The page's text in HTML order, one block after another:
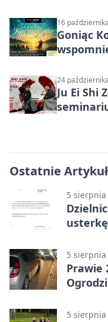
16
Goniąc
24
Ju Ei Shi
Ostatnie
5 sierpnia
5 sierpnia
Prawie
5 sierpnia